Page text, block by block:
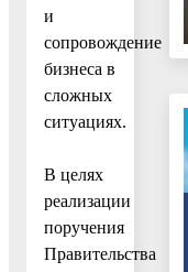
и
сопровождение
бизнеса в
сложных
ситуациях.
В целях
реализации
поручения
Правительства